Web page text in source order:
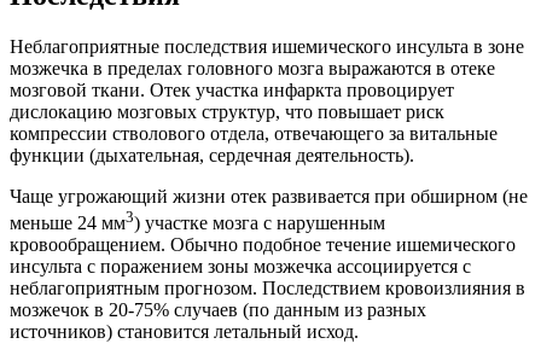
Неблагоприятные последствия ишемического инсульта в зоне
мозжечка в пределах головного мозга выражаются в отеке
мозговой ткани. Отек участка инфаркта провоцирует
дислокацию мозговых структур, что повышает риск
компрессии стволового отдела, отвечающего за витальные
функции (дыхательная, сердечная деятельность).
Чаще угрожающий жизни отек развивается при обширном (не
меньше 24 мм3) участке мозга с нарушенным
кровообращением. Обычно подобное течение ишемического
инсульта с поражением зоны мозжечка ассоциируется с
неблагоприятным прогнозом. Последствием кровоизлияния в
мозжечок в 20-75% случаев (по данным из разных
источников) становится летальный исход.